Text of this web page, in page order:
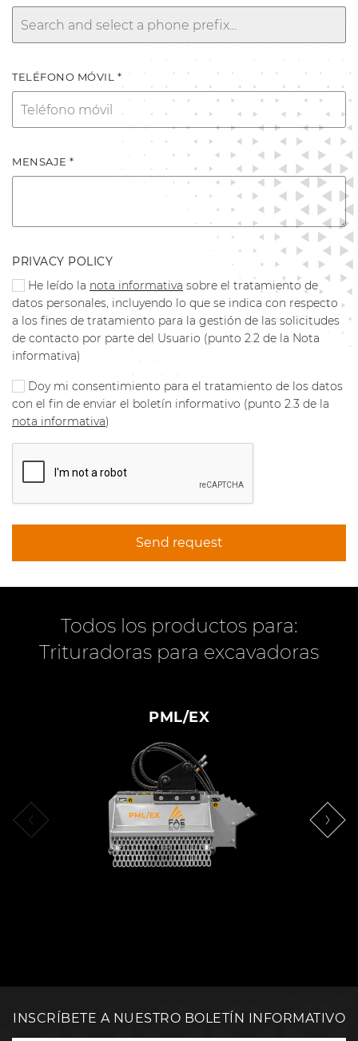
TELÉFONO MÓVIL *
MENSAJE *
PRIVACY POLICY
He leído la nota informativa sobre el tratamiento de
datos personales, incluyendo lo que se indica con respecto
a los fines de tratamiento para la gestión de las solicitudes
de contacto por parte del Usuario (punto 2.2 de la Nota
informativa)
Doy mi consentimiento para el tratamiento de los datos
con el fin de enviar el boletín informativo (punto 2.3 de la
nota informativa)
Send request
Todos los productos para:
Trituradoras para excavadoras
PML/EX
INSCRÍBETE A NUESTRO BOLETÍN INFORMATIVO